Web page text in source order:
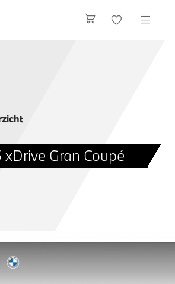
Gran Coupé